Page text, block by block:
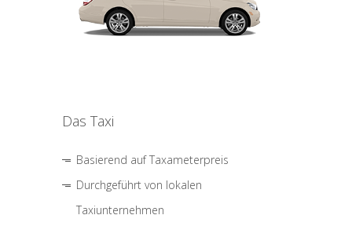
Das Taxi
Basierend auf Taxameterpreis
Durchgeführt von lokalen
Taxiunternehmen